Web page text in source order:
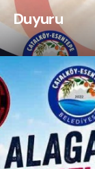
Duyuru